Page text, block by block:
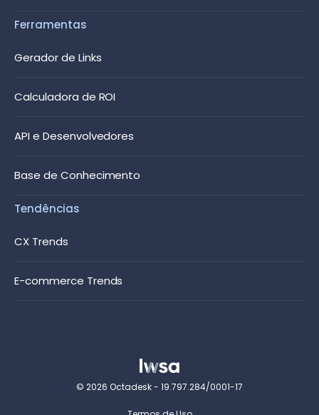
Ferramentas
Gerador de Links
Calculadora de ROI
API e Desenvolvedores
Base de Conhecimento
Tendências
CX Trends
E-commerce Trends
© 2026 Octadesk - 19.797.284/0001-17